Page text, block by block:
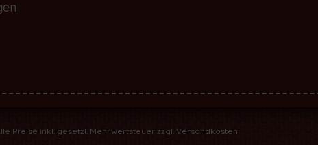
Preise inkl. gesetzl. Mehrwertsteuer zzgl. Versandkosten